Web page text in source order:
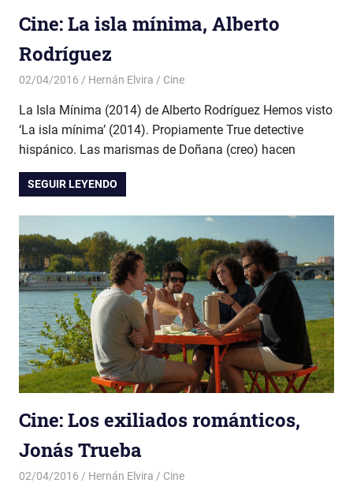
Cine: La isla mínima, Alberto
Rodríguez
02/04/2016 Hernán Elvira Cine
La Isla Mínima (2014) de Alberto Rodríguez Hemos visto
‘La isla mínima’ (2014). Propiamente True detective
hispánico. Las marismas de Doñana (creo) hacen
SEGUIR LEYENDO
Cine: Los exiliados románticos,
Jonás Trueba
02/04/2016 Hernán Elvira Cine